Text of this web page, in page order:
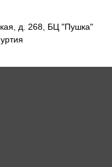
д. 268, БЦ "Пушка"